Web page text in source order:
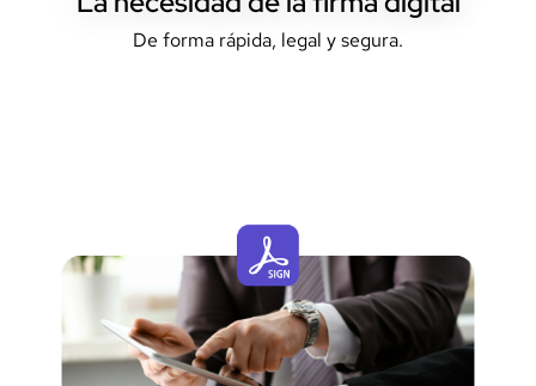
De forma rápida, legal y segura.